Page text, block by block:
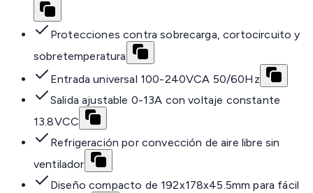
Protecciones contra sobrecarga, cortocircuito y
sobretemperatura
Entrada universal 100-240VCA 50/60Hz
Salida ajustable 0-13A con voltaje constante
13.8VCC
Refrigeración por convección de aire libre sin
ventilador
Diseño compacto de 192x178x45.5mm para fácil